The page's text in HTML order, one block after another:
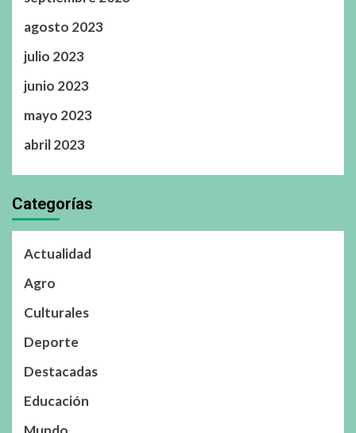
agosto 2023
julio 2023
junio 2023
mayo 2023
abril 2023
Categorías
Actualidad
Agro
Culturales
Deporte
Destacadas
Educación